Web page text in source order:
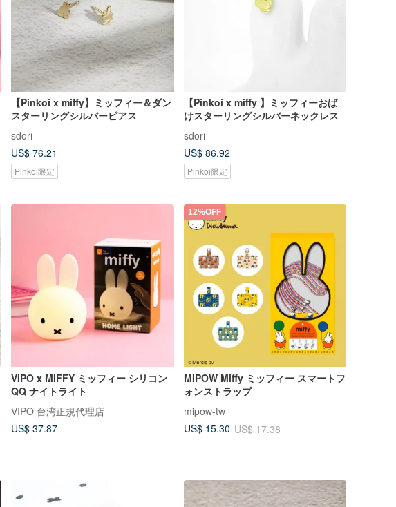
【Pinkoi x miffy】ミッフィー＆ダン
スターリングシルバーピアス
sdori
US$ 76.21
Pinkoi限定
【Pinkoi x miffy 】ミッフィーおば
けスターリングシルバーネックレス
sdori
US$ 86.92
Pinkoi限定
VIPO x MIFFY ミッフィー シリコン
QQ ナイトライト
VIPO 台湾正規代理店
US$ 37.87
12%OFF
MIPOW Miffy ミッフィー スマートフ
ォンストラップ
mipow-tw
US$ 15.30 US$ 17.38